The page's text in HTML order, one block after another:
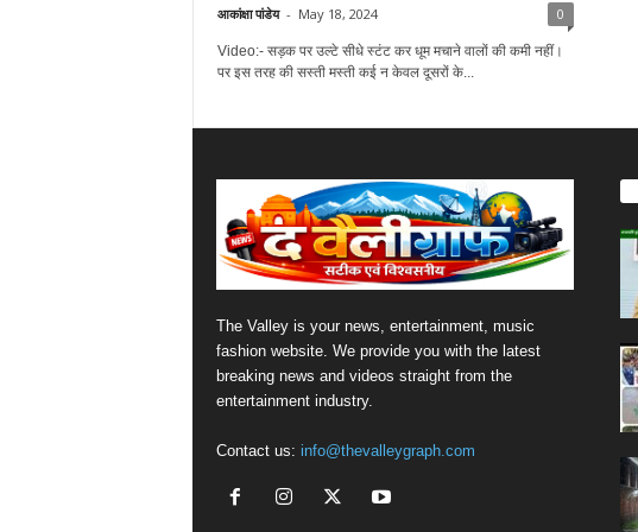
आकांक्षा पांडेय - May 18, 2024 0
Video:- सड़क पर उल्टे सीधे स्टंट कर धूम मचाने वालों की कमी नहीं।
पर इस तरह की सस्ती मस्ती कई न केवल दूसरों के...
The Valley is your news, entertainment, music
fashion website. We provide you with the latest
breaking news and videos straight from the
entertainment industry.
Contact us: info@thevalleygraph.com